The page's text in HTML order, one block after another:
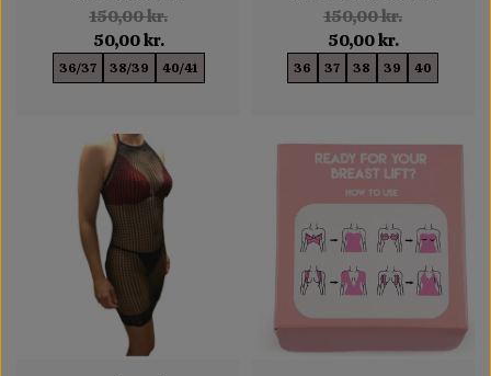
150,00 kr.
50,00 kr.
36/37 38/39 40/41
150,00 kr.
50,00 kr.
36 37 38 39 40